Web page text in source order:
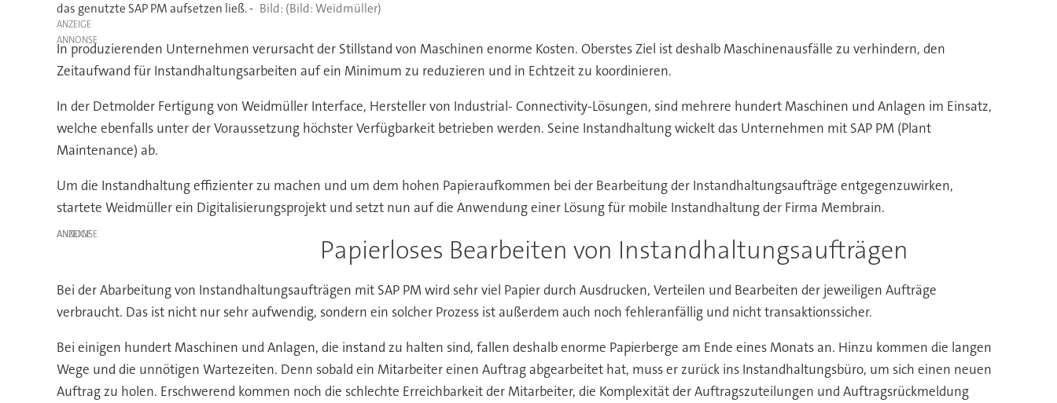
das genutzte SAP PM aufsetzen ließ. -
(Bild: Weidmüller)
ANZEIGE
In produzierenden Unternehmen verursacht der Stillstand von Maschinen enorme Kosten. Oberstes Ziel ist deshalb Maschinenausfälle zu verhindern, den
Zeitaufwand für Instandhaltungsarbeiten auf ein Minimum zu reduzieren und in Echtzeit zu koordinieren.
In der Detmolder Fertigung von Weidmüller Interface, Hersteller von Industrial- Connectivity-Lösungen, sind mehrere hundert Maschinen und Anlagen im Einsatz,
welche ebenfalls unter der Voraussetzung höchster Verfügbarkeit betrieben werden. Seine Instandhaltung wickelt das Unternehmen mit SAP PM (Plant
Maintenance) ab.
Um die Instandhaltung effizienter zu machen und um dem hohen Papieraufkommen bei der Bearbeitung der Instandhaltungsaufträge entgegenzuwirken,
startete Weidmüller ein Digitalisierungsprojekt und setzt nun auf die Anwendung einer Lösung für mobile Instandhaltung der Firma Membrain.
ANZEIGE Papierloses Bearbeiten von Instandhaltungsaufträgen
Bei der Abarbeitung von Instandhaltungsaufträgen mit SAP PM wird sehr viel Papier durch Ausdrucken, Verteilen und Bearbeiten der jeweiligen Aufträge
verbraucht. Das ist nicht nur sehr aufwendig, sondern ein solcher Prozess ist außerdem auch noch fehleranfällig und nicht transaktionssicher.
Bei einigen hundert Maschinen und Anlagen, die instand zu halten sind, fallen deshalb enorme Papierberge am Ende eines Monats an. Hinzu kommen die langen
Wege und die unnötigen Wartezeiten. Denn sobald ein Mitarbeiter einen Auftrag abgearbeitet hat, muss er zurück ins Instandhaltungsbüro, um sich einen neuen
Auftrag zu holen. Erschwerend kommen noch die schlechte Erreichbarkeit der Mitarbeiter, die Komplexität der Auftragszuteilungen und Auftragsrückmeldung